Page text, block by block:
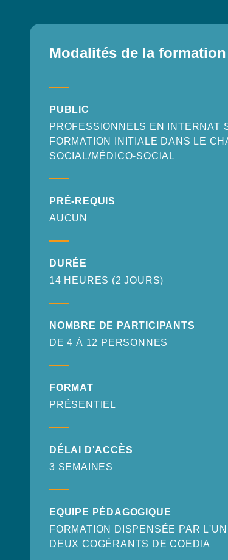
Modalités de la formation
PUBLIC
PROFESSIONNELS EN INTERNAT
FORMATION INITIALE DANS LE
SOCIAL/MÉDICO-SOCIAL
PRÉ-REQUIS
AUCUN
DURÉE
14 HEURES (2 JOURS)
NOMBRE DE PARTICIPANTS
DE 4 À 12 PERSONNES
FORMAT
PRÉSENTIEL
DÉLAI D'ACCÈS
3 SEMAINES
EQUIPE PÉDAGOGIQUE
FORMATION DISPENSÉE PAR
DEUX COGÉRANTS DE COEDIA